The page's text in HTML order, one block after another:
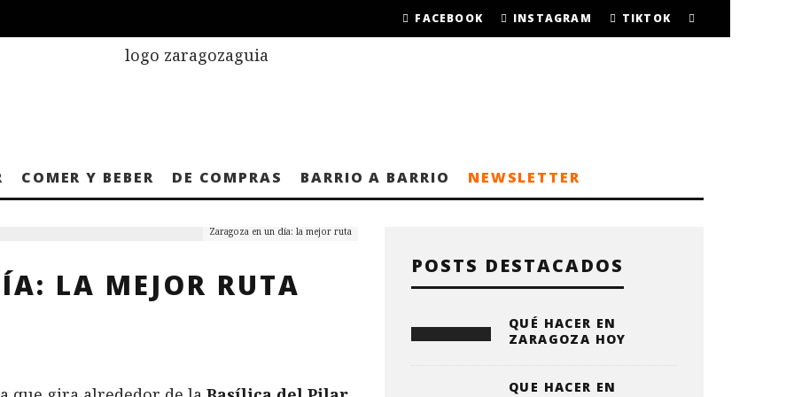
FACEBOOK INSTAGRAM TIKTOK
COMER Y BEBER DE COMPRAS BARRIO A BARRIO NEWSLETTER
Zaragoza en un día: la mejor ruta
LA MEJOR RUTA
POSTS DESTACADOS
QUÉ HACER EN
ZARAGOZA HOY
QUE HACER EN